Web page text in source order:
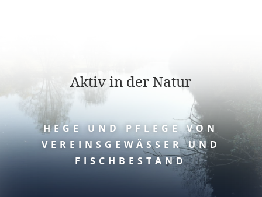
Aktiv in der Natur
HEGE UND PFLEGE VON
VEREINSGEWÄSSER UND
FISCHBESTAND